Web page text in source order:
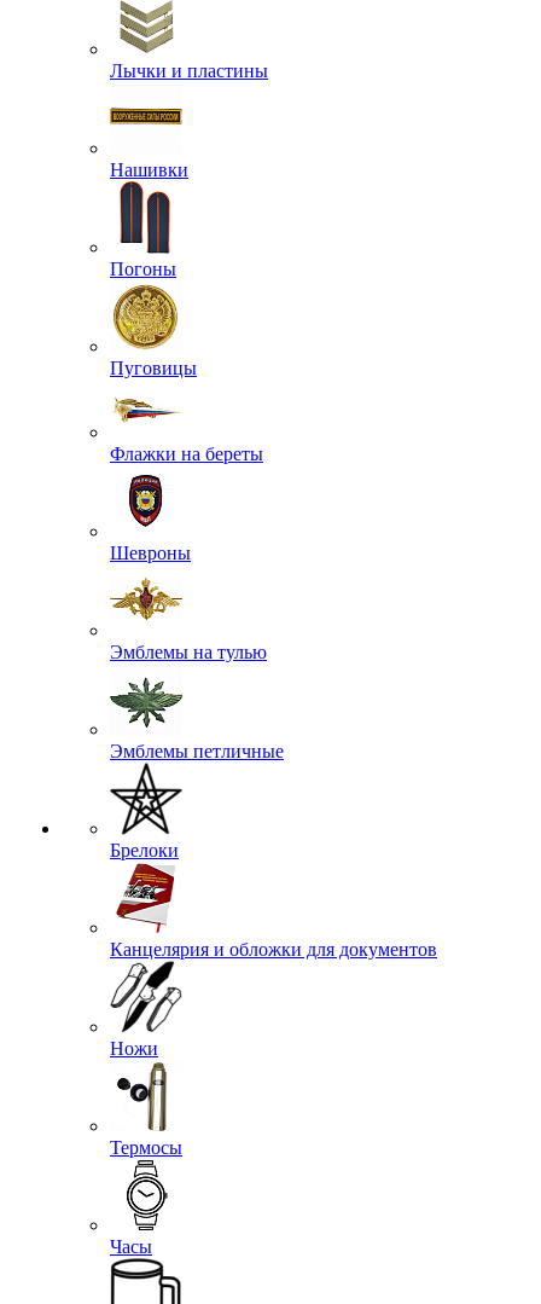
Лычки и пластины
Нашивки
Погоны
Пуговицы
Флажки на береты
Шевроны
Эмблемы на тулью
Эмблемы петличные
Брелоки
Канцелярия и обложки для документов
Ножи
Термосы
Часы